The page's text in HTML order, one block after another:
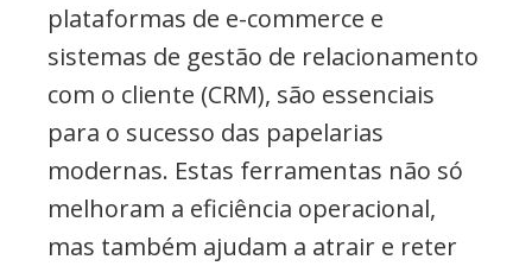
plataformas de e-commerce e
sistemas de gestão de relacionamento
com o cliente (CRM), são essenciais
para o sucesso das papelarias
modernas. Estas ferramentas não só
melhoram a eficiência operacional,
mas também ajudam a atrair e reter